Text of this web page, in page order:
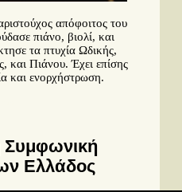
απόφοιτος του
πιάνο, βιολί, και
τα πτυχία Ωδικής,
και Πιάνου. Έχει επίσης
και ενορχήστρωση.
Ελλάδος